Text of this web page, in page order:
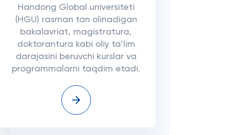
Handong Global universiteti
(HGU) rasman tan olinadigan
bakalavriat, magistratura,
doktorantura kabi oliy ta’lim
darajasini beruvchi kurslar va
programmalarni taqdim etadi.